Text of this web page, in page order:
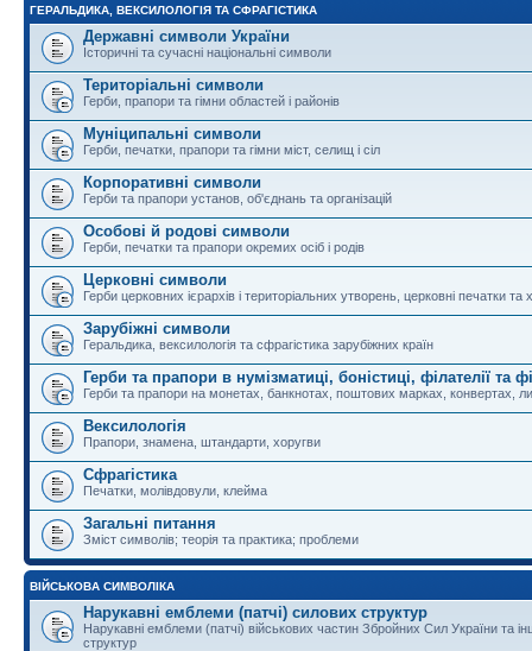
ГЕРАЛЬДИКА, ВЕКСИЛОЛОГІЯ ТА СФРАГІСТИКА
Державні символи України
Історичні та сучасні національні символи
Територіальні символи
Герби, прапори та гімни областей і районів
Муніципальні символи
Герби, печатки, прапори та гімни міст, селищ і сіл
Корпоративні символи
Герби та прапори установ, об'єднань та організацій
Особові й родові символи
Герби, печатки та прапори окремих осіб і родів
Церковні символи
Герби церковних ієрархів і територіальних утворень, церковні печатки та
Зарубіжні символи
Геральдика, вексилологія та сфрагістика зарубіжних країн
Герби та прапори в нумізматиці, боністиці, філателії та
Герби та прапори на монетах, банкнотах, поштових марках, конвертах,
Вексилологія
Прапори, знамена, штандарти, хоругви
Сфрагістика
Печатки, молівдовули, клейма
Загальні питання
Зміст символів; теорія та практика; проблеми
ВІЙСЬКОВА СИМВОЛІКА
Нарукавні емблеми (патчі) силових структур
Нарукавні емблеми (патчі) військових частин Збройних Сил України та
структур